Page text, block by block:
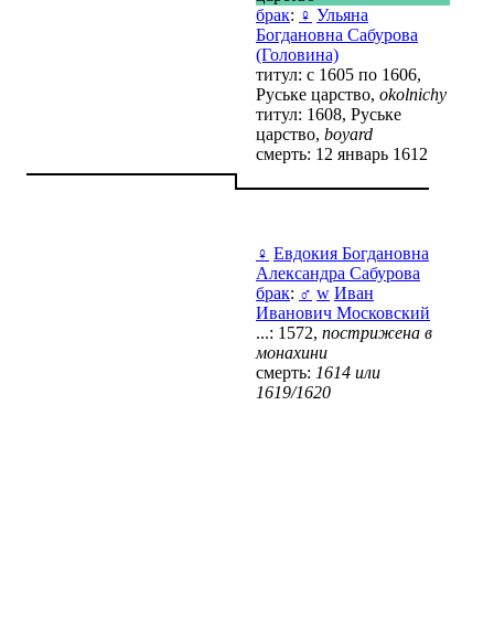
брак: ♀ Ульяна
Богдановна Сабурова
(Головина)
титул: с 1605 по 1606,
Руське царство, okolnichy
титул: 1608, Руське
царство, boyard
смерть: 12 январь 1612
♀ Евдокия Богдановна
Александра Сабурова
брак: ♂ w Иван
Иванович Московский
...: 1572, пострижена в
монахини
смерть: 1614 или
1619/1620